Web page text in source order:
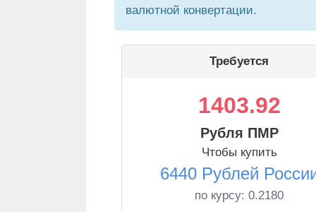
валютной конвертации.
Требуется
1403.92
Рубля ПМР
Чтобы купить
6440 Рублей
по курсу: 0.2180